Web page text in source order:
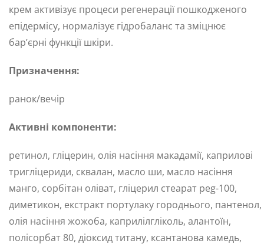
крем активізує процеси регенерації пошкодженого
епідермісу, нормалізує гідробаланс та зміцнює
бар’єрні функції шкіри.
Призначення:
ранок/вечір
Активні компоненти:
ретинол, гліцерин, олія насіння макадамії, каприлові
тригліцериди, сквалан, масло ши, масло насіння
манго, сорбітан оліват, гліцерил стеарат peg-100,
диметикон, екстракт портулаку городнього, пантенол,
олія насіння жожоба, каприлілгліколь, алантоїн,
полісорбат 80, діоксид титану, ксантанова камедь,